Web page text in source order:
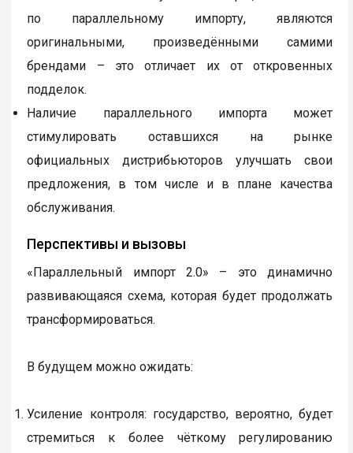
по параллельному импорту, являются
оригинальными, произведёнными самими
брендами – это отличает их от откровенных
подделок.
Наличие параллельного импорта может
стимулировать оставшихся на рынке
официальных дистрибьюторов улучшать свои
предложения, в том числе и в плане качества
обслуживания.
Перспективы и вызовы
«Параллельный импорт 2.0» – это динамично
развивающаяся схема, которая будет продолжать
трансформироваться.
В будущем можно ожидать:
Усиление контроля: государство, вероятно, будет
стремиться к более чёткому регулированию